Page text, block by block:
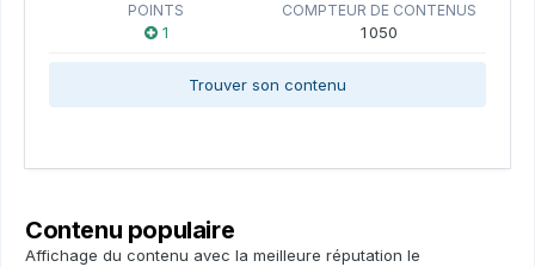
POINTS
1
COMPTEUR DE CONTENUS
1 050
Trouver son contenu
Contenu populaire
Affichage du contenu avec la meilleure réputation le